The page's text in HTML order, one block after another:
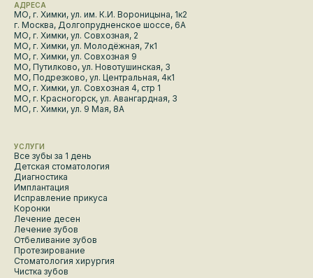
АДРЕСА
МО, г. Химки, ул. им. К.И. Вороницына, 1к2
г. Москва, Долгопрудненское шоссе, 6А
МО, г. Химки, ул. Совхозная, 2
МО, г. Химки, ул. Молодёжная, 7к1
МО, г. Химки, ул. Совхозная 9
МО, Путилково, ул. Новотушинская, 3
МО, Подрезково, ул. Центральная, 4к1
МО, г. Химки, ул. Совхозная 4, стр 1
МО, г. Красногорск, ул. Авангардная, 3
МО, г. Химки, ул. 9 Мая, 8А
УСЛУГИ
Все зубы за 1 день
Детская стоматология
Диагностика
Имплантация
Исправление прикуса
Коронки
Лечение десен
Лечение зубов
Отбеливание зубов
Протезирование
Стоматология хирургия
Чистка зубов